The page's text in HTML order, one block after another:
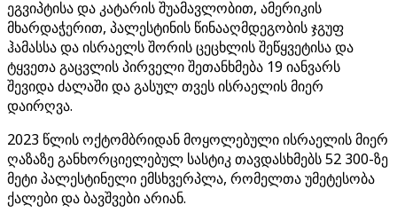
ეგვიპტისა და კატარის შუამავლობით, ამერიკის
მხარდაჭერით, პალესტინის წინააღმდეგობის ჯგუფ
ჰამასსა და ისრაელს შორის ცეცხლის შეწყვეტისა და
ტყვეთა გაცვლის პირველი შეთანხმება 19 იანვარს
შევიდა ძალაში და გასულ თვეს ისრაელის მიერ
დაირღვა.
2023 წლის ოქტომბრიდან მოყოლებული ისრაელის მიერ
ღაზაზე განხორციელებულ სასტიკ თავდასხმებს 52 300-ზე
მეტი პალესტინელი ემსხვერპლა, რომელთა უმეტესობა
ქალები და ბავშვები არიან.